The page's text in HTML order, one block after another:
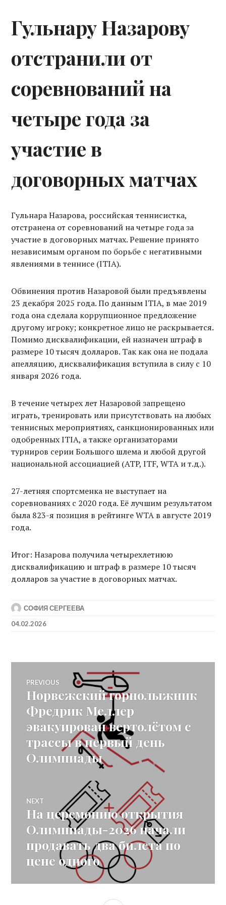
Гульнару Назарову
отстранили от
соревнований на
четыре года за
участие в
договорных матчах
Гульнара Назарова, российская теннисистка,
отстранена от соревнований на четыре года за
участие в договорных матчах. Решение принято
независимым органом по борьбе с негативными
явлениями в теннисе (ITIA).
Обвинения против Назаровой были предъявлены
23 декабря 2025 года. По данным ITIA, в мае 2019
года она сделала коррупционное предложение
другому игроку; конкретное лицо не раскрывается.
Помимо дисквалификации, ей назначен штраф в
размере 10 тысяч долларов. Так как она не подала
апелляцию, дисквалификация вступила в силу с 10
января 2026 года.
В течение четырех лет Назаровой запрещено
играть, тренировать или присутствовать на любых
теннисных мероприятиях, санкционированных или
одобренных ITIA, а также организаторами
турниров серии Большого шлема и любой другой
национальной ассоциацией (ATP, ITF, WTA и т.д.).
27-летняя спортсменка не выступает на
соревнованиях с 2020 года. Её лучшим результатом
была 823-я позиция в рейтинге WTA в августе 2019
года.
Итог: Назарова получила четырехлетнюю
дисквалификацию и штраф в размере 10 тысяч
долларов за участие в договорных матчах.
СОФИЯ СЕРГЕЕВА
04.02.2026
Post
navigation
PREVIOUS
Previous
post:
Норвежский горнолыжник
Фредрик Меллер
эвакуирован вертолётом с
трассы в первый день
Олимпиады
NEXT
Next
post:
На церемонию открытия
Олимпиады-2026 начали
продавать два билета по
цене одного